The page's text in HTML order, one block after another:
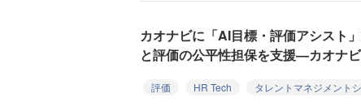
カオナビに「AI目標・評価アシスト
と評価の公平性担保を支援—カオナビ
評価 HR Tech
タレントマネジメント